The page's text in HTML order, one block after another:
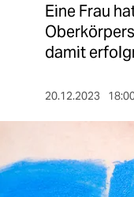
Eine Frau
damit
20.12.2023